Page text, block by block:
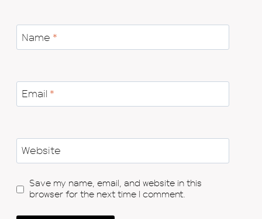
Name *
Email *
Website
Save my name, email, and website in this
browser for the next time I comment.